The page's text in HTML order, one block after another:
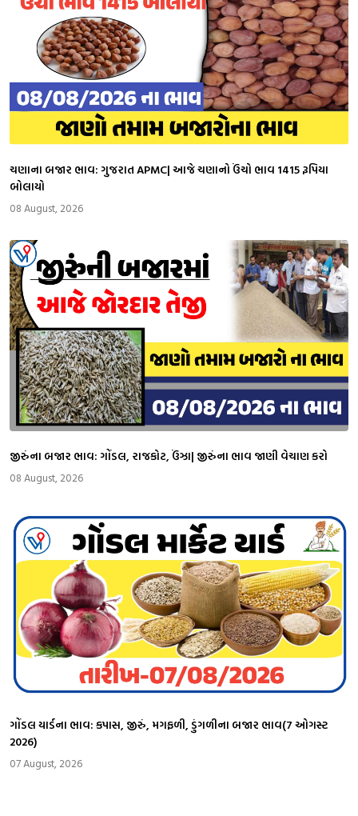
ચણાના બજાર ભાવ: ગુજરાત APMC| આજે ચણાનો ઉંચો ભાવ 1415 રૂપિયા
બોલાયો
08 August, 2026
જીરુંના બજાર ભાવ: ગોંડલ, રાજકોટ, ઉંઝા| જીરુંના ભાવ જાણી વેચાણ કરો
08 August, 2026
ગોંડલ યાર્ડના ભાવ: કપાસ, જીરું, મગફળી, ડુંગળીના બજાર ભાવ(7 ઓગસ્ટ
2026)
07 August, 2026